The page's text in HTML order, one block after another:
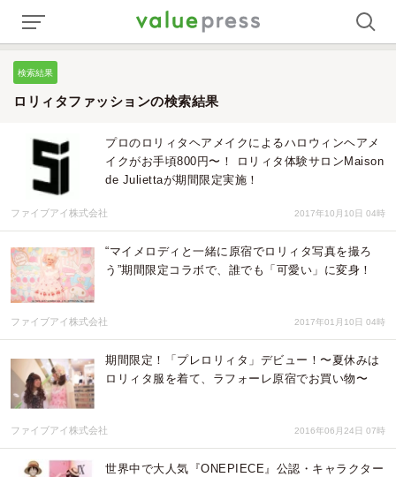
検索結果
ロリィタファッションの検索結果
プロのロリィタヘアメイクによるハロウィンヘアメ
イクがお手頃800円〜！ ロリィタ体験サロンMaison
de Juliettaが期間限定実施！
ファイブアイ株式会社 2017年10月10日 04時
“マイメロディと一緒に原宿でロリィタ写真を撮ろ
う”期間限定コラボで、誰でも「可愛い」に変身！
ファイブアイ株式会社 2017年01月10日 04時
期間限定！「プレロリィタ」デビュー！〜夏休みは
ロリィタ服を着て、ラフォーレ原宿でお買い物〜
ファイブアイ株式会社 2016年06月24日 07時
世界中で大人気『ONEPIECE』公認・キャラクター